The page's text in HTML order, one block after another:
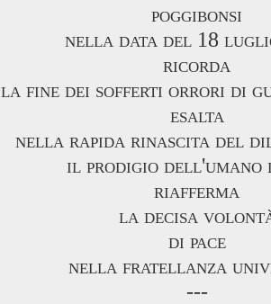
poggibonsi
nella data del 18
ricorda
la fine dei sofferti orrori di
esalta
nella rapida rinascita del
il prodigio dell'umano
riafferma
la decisa
di pace
nella fratellanza
---